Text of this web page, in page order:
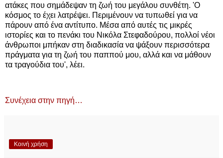
ατάκες που σημάδεψαν τη ζωή του μεγάλου συνθέτη. 'Ο
κόσμος το έχει λατρέψει. Περιμένουν να τυπωθεί για να
πάρουν από ένα αντίτυπο. Μέσα από αυτές τις μικρές
ιστορίες και το πενάκι του Νικόλα Στεφαδούρου, πολλοί νέοι
άνθρωποι μπήκαν στη διαδικασία να ψάξουν περισσότερα
πράγματα για τη ζωή του παππού μου, αλλά και να μάθουν
τα τραγούδια του', λέει.
Συνέχεια στην πηγή…
Κοινή χρήση